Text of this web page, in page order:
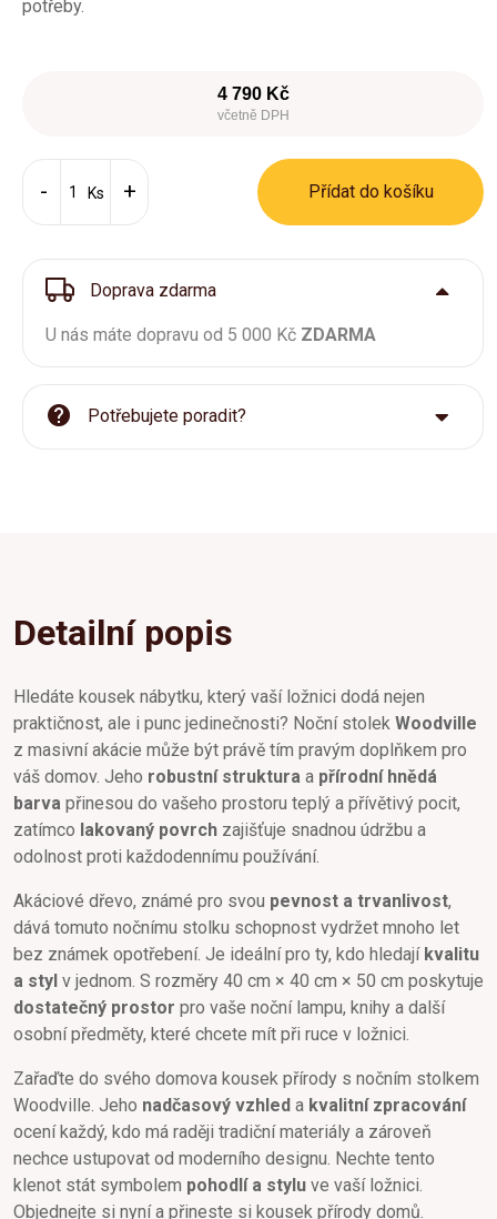
potřeby.
4 790 Kč
včetně DPH
Ks Přídat do košíku
Doprava zdarma
U nás máte dopravu od 5 000 Kč ZDARMA
Potřebujete poradit?
Detailní popis
Hledáte kousek nábytku, který vaší ložnici dodá nejen
praktičnost, ale i punc jedinečnosti? Noční stolek Woodville
z masivní akácie může být právě tím pravým doplňkem pro
váš domov. Jeho robustní struktura a přírodní hnědá
barva přinesou do vašeho prostoru teplý a přívětivý pocit,
zatímco lakovaný povrch zajišťuje snadnou údržbu a
odolnost proti každodennímu používání.
Akáciové dřevo, známé pro svou pevnost a trvanlivost,
dává tomuto nočnímu stolku schopnost vydržet mnoho let
bez známek opotřebení. Je ideální pro ty, kdo hledají kvalitu
a styl v jednom. S rozměry 40 cm × 40 cm × 50 cm poskytuje
dostatečný prostor pro vaše noční lampu, knihy a další
osobní předměty, které chcete mít při ruce v ložnici.
Zařaďte do svého domova kousek přírody s nočním stolkem
Woodville. Jeho nadčasový vzhled a kvalitní zpracování
ocení každý, kdo má raději tradiční materiály a zároveň
nechce ustupovat od moderního designu. Nechte tento
klenot stát symbolem pohodlí a stylu ve vaší ložnici.
Objednejte si nyní a přineste si kousek přírody domů.